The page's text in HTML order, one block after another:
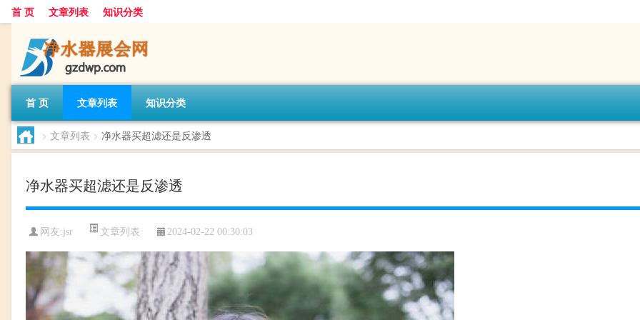
首 页 文章列表 知识分类
首 页 文章列表 知识分类
> 文章列表 > 净水器买超滤还是反渗透
净水器买超滤还是反渗透
网友:jsr 文章列表 2024-02-22 00:30:03